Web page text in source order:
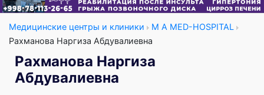
Медицинские центры и клиники
M A MED-HOSPITAL
Рахманова Наргиза Абдувалиевна
Рахманова Наргиза
Абдувалиевна